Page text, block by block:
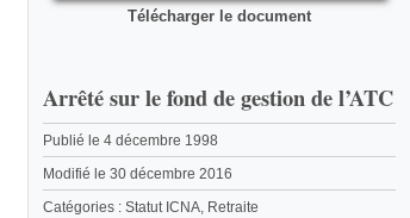
Télécharger le document
Arrêté sur le fond de gestion de l’ATC
Publié le 4 décembre 1998
Modifié le 30 décembre 2016
Catégories : Statut ICNA Retraite